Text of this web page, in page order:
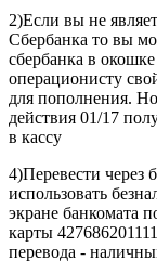
2)Если вы не
Сбербанка то вы
сбербанка в
операционисту
для пополнения.
действия 01/17
в кассу
4)Перевести через
использовать
экране банкомата
карты
перевода -